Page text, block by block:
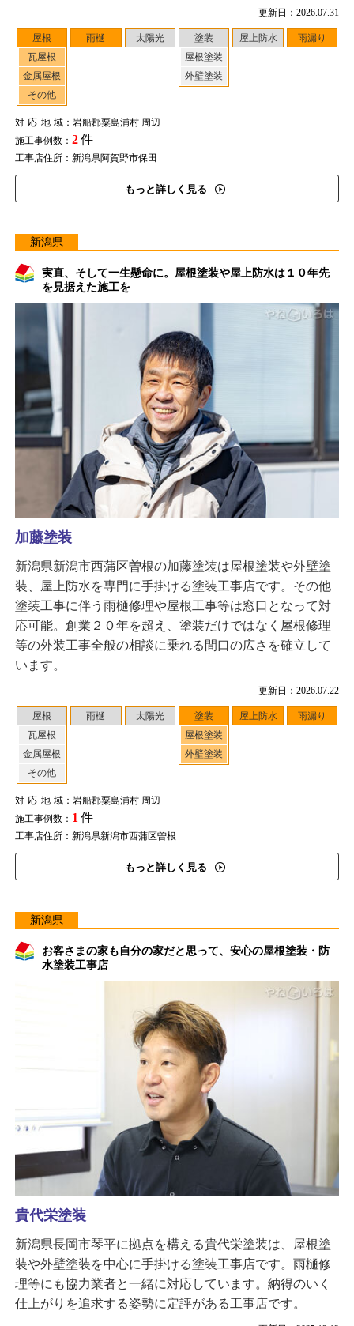
更新日：2026.07.31
屋根
瓦屋根
金属屋根
その他
雨樋 太陽光
塗装
屋根塗装
外壁塗装
屋上防水 雨漏り
対応地域：岩船郡粟島浦村 周辺
施工事例数： 2件
工事店住所：新潟県阿賀野市保田
もっと詳しく見る
新潟県
実直、そして一生懸命に。屋根塗装や屋上防水は１０年先
を見据えた施工を
更新日：2026.07.22
屋根
瓦屋根
金属屋根
その他
雨樋 太陽光
塗装
屋根塗装
外壁塗装
屋上防水 雨漏り
対応地域：岩船郡粟島浦村 周辺
施工事例数： 1 件
工事店住所：新潟県新潟市西蒲区曽根
もっと詳しく見る
加藤塗装
新潟県新潟市西蒲区曽根の加藤塗装は屋根塗装や外壁塗
装、屋上防水を専門に手掛ける塗装工事店です。その他
塗装工事に伴う雨樋修理や屋根工事等は窓口となって対
応可能。創業２０年を超え、塗装だけではなく屋根修理
等の外装工事全般の相談に乗れる間口の広さを確立して
います。
新潟県
お客さまの家も自分の家だと思って、安心の屋根塗装・防
水塗装工事店
貴代栄塗装
新潟県長岡市琴平に拠点を構える貴代栄塗装は、屋根塗
装や外壁塗装を中心に手掛ける塗装工事店です。雨樋修
理等にも協力業者と一緒に対応しています。納得のいく
仕上がりを追求する姿勢に定評がある工事店です。